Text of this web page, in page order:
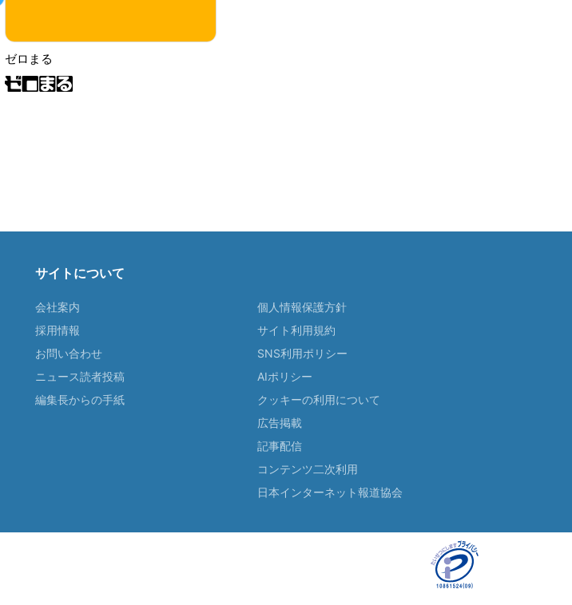
ゼロまる
サイトについて
会社案内
採用情報
お問い合わせ
ニュース読者投稿
編集長からの手紙
個人情報保護方針
サイト利用規約
SNS利用ポリシー
AIポリシー
クッキーの利用について
広告掲載
記事配信
コンテンツ二次利用
日本インターネット報道協会